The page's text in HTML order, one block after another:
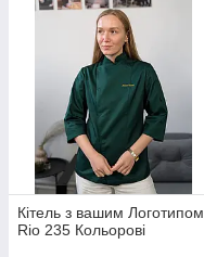
Кітель з вашим Логотипом
Rio 235 Кольорові